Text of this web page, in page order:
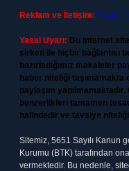
Reklam ve İletişim: Skype:
Yasal Uyarı: Bu internet
şirketi ile hiçbir bağlantısı
hazırladığımız makaleler
haber niteliği
paylaşım
benzerlikleri tamamen
halindedir ve tavsiye
Sitemiz, 5651 Sayılı Kanun
Kurumu (BTK) tarafından
vermektedir. Bu nedenle,